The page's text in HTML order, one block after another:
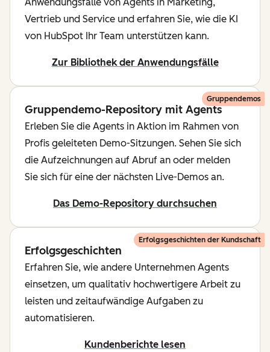
Vertrieb und Service und erfahren Sie, wie die KI
von HubSpot Ihr Team unterstützen kann.
Zur Bibliothek der Anwendungsfälle
Gruppendemos
Gruppendemo-Repository mit Agents
Erleben Sie die Agents in Aktion im Rahmen von
Profis geleiteten Demo-Sitzungen. Sehen Sie sich
die Aufzeichnungen auf Abruf an oder melden
Sie sich für eine der nächsten Live-Demos an.
Das Demo-Repository durchsuchen
Erfolgsgeschichten der Kundschaft
Erfolgsgeschichten
Erfahren Sie, wie andere Unternehmen Agents
einsetzen, um qualitativ hochwertigere Arbeit zu
leisten und zeitaufwändige Aufgaben zu
automatisieren.
Kundenberichte lesen